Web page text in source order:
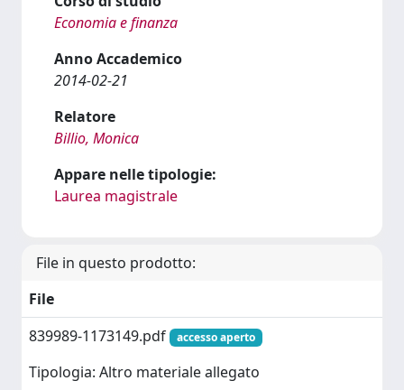
Economia e finanza
Anno Accademico
2014-02-21
Relatore
Billio, Monica
Appare nelle tipologie:
Laurea magistrale
File in questo prodotto:
File
839989-1173149.pdf
accesso aperto
Tipologia: Altro materiale allegato